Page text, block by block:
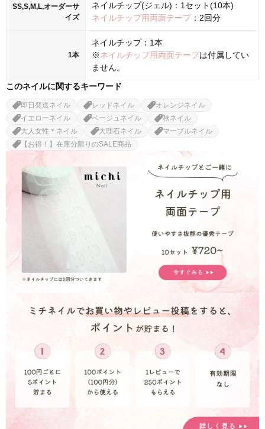
SS,S,M,L,オーダーサ
イズ
ネイルチップ(ジェル)：1セット(10本)
ネイルチップ用両面テープ：2回分
1本
ネイルチップ：1本
※ネイルチップ用両面テープは付属してい
ません。
このネイルに関するキーワード
即日発送ネイル レッドネイル
オレンジネイル
イエローネイル
ベージュネイル
秋ネイル
大人女性＊ネイル
大理石ネイル
マーブルネイル
【お得！】在庫分限りのSALE商品